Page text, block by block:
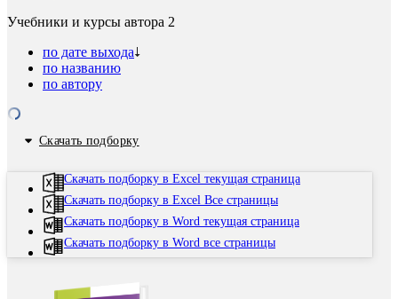
Учебники и курсы автора 2
по дате выхода
по названию
по автору
Скачать подборку
Скачать подборку в Excel текущая страница
Скачать подборку в Excel Все страницы
Скачать подборку в Word текущая страница
Скачать подборку в Word все страницы